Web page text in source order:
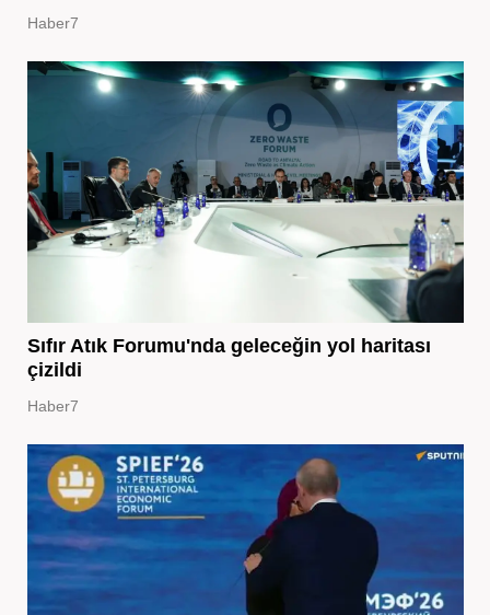
Haber7
Sıfır Atık Forumu'nda geleceğin yol haritası
çizildi
Haber7